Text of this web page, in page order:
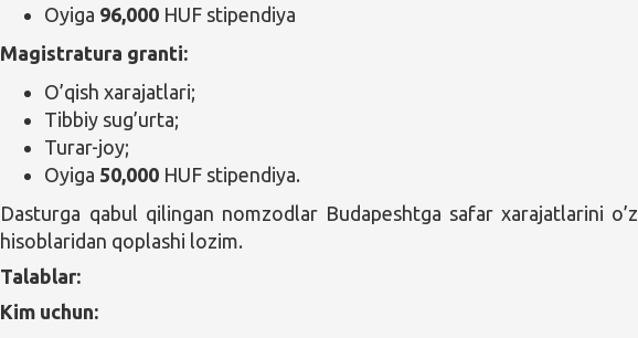
Oyiga 96,000 HUF stipendiya
Magistratura granti:
O’qish xarajatlari;
Tibbiy sug’urta;
Turar-joy;
Oyiga 50,000 HUF stipendiya.
Dasturga qabul qilingan nomzodlar Budapeshtga safar xarajatlarini o’z
hisoblaridan qoplashi lozim.
Talablar:
Kim uchun: